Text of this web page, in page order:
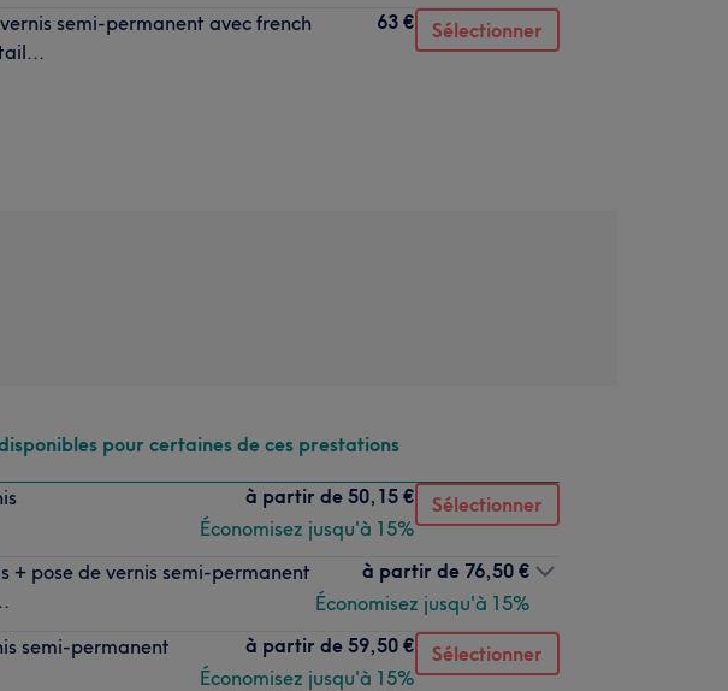
semi-permanent avec french
63 € Sélectionner
pour certaines de ces prestations
à partir de 50,15 €
Économisez jusqu'à 15%
Sélectionner
+ pose de vernis semi-permanent
à partir de 76,50 €
Économisez jusqu'à 15%
semi-permanent
à partir de 59,50 €
Économisez jusqu'à 15%
Sélectionner